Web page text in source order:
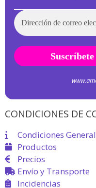
CONDICIONES DE
Condiciones
Productos
Precios
Envío y Transporte
Incidencias